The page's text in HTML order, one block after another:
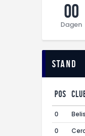
00
Dagen
Stand
Pos
0
0